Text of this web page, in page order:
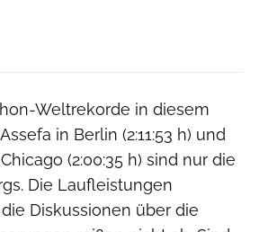
Weltrekorde in diesem
in Berlin (2:11:53 h) und
(2:00:35 h) sind nur die
Die Laufleistungen
Diskussionen über die